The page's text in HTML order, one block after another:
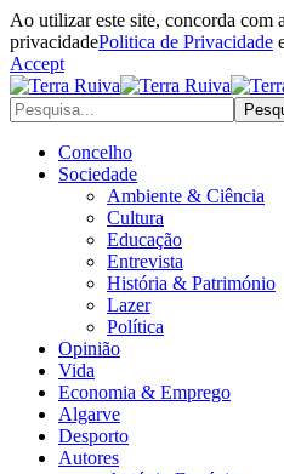
Ao utilizar este site, concorda com
privacidadePolitica de Privacidade
Accept
Concelho
Sociedade
Ambiente & Ciência
Cultura
Educação
Entrevista
História & Património
Lazer
Política
Opinião
Vida
Economia & Emprego
Algarve
Desporto
Autores